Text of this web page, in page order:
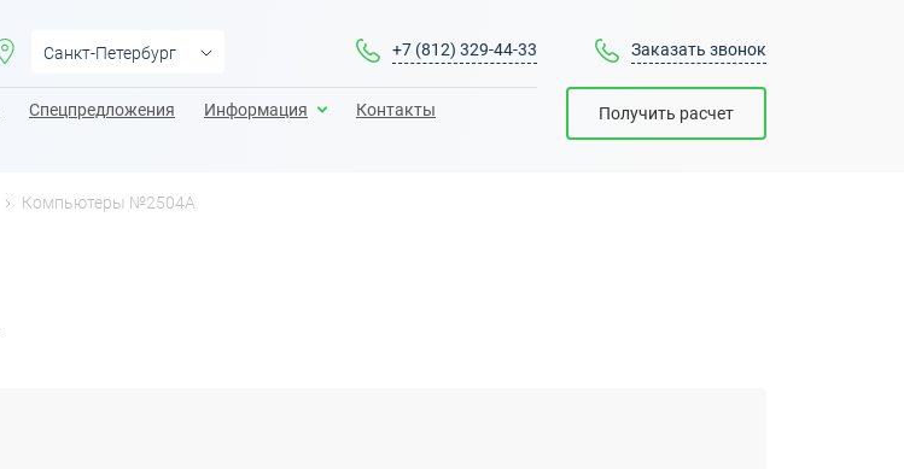
Санкт-Петербург
Санкт-Петербург
Казань
+7 (812) 329-44-33
Спецпредложения Информация Контакты
Заказать звонок
Получить расчет
Компьютеры №2504A